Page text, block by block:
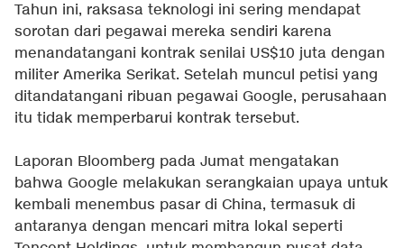
Tahun ini, raksasa teknologi ini sering mendapat
sorotan dari pegawai mereka sendiri karena
menandatangani kontrak senilai US$10 juta dengan
militer Amerika Serikat. Setelah muncul petisi yang
ditandatangani ribuan pegawai Google, perusahaan
itu tidak memperbarui kontrak tersebut.
Laporan Bloomberg pada Jumat mengatakan
bahwa Google melakukan serangkaian upaya untuk
kembali menembus pasar di China, termasuk di
antaranya dengan mencari mitra lokal seperti